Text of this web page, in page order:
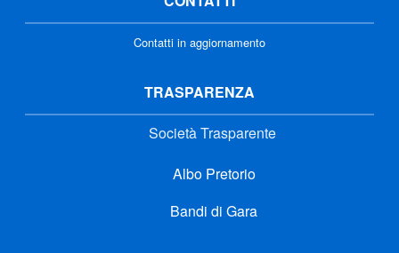
Contatti in aggiornamento
TRASPARENZA
Società Trasparente
Albo Pretorio
Bandi di Gara